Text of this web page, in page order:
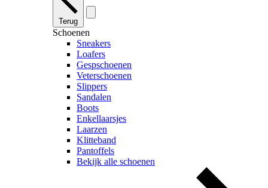
Terug
Schoenen
Sneakers
Loafers
Gespschoenen
Veterschoenen
Slippers
Sandalen
Boots
Enkellaarsjes
Laarzen
Klitteband
Pantoffels
Bekijk alle schoenen